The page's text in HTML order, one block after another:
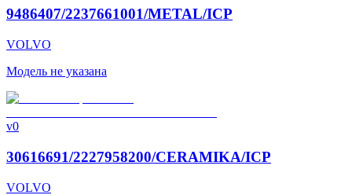
9486407/2237661001/METAL/ICP
VOLVO
Модель не указана
v0
30616691/2227958200/CERAMIKA/ICP
VOLVO